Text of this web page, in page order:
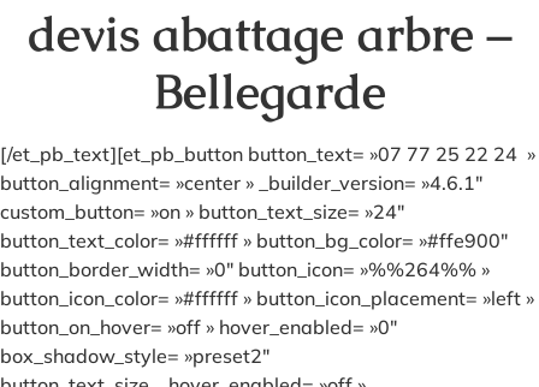
devis abattage arbre –
Bellegarde
[/et_pb_text][et_pb_button button_text= »07 77 25 22 24 »
button_alignment= »center » _builder_version= »4.6.1″
custom_button= »on » button_text_size= »24″
button_text_color= »#ffffff » button_bg_color= »#ffe900″
button_border_width= »0″ button_icon= »%%264%% »
button_icon_color= »#ffffff » button_icon_placement= »left »
button_on_hover= »off » hover_enabled= »0″
box_shadow_style= »preset2″